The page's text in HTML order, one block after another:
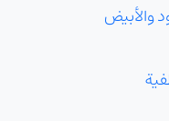
والأبيض